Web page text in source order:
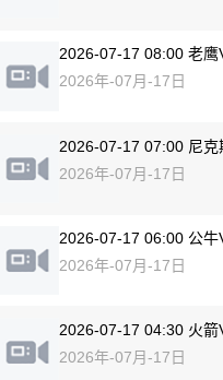
2026-07-17 08:00 老鹰
2026年-07月-17日
2026-07-17 07:00 尼克
2026年-07月-17日
2026-07-17 06:00 公牛
2026年-07月-17日
2026-07-17 04:30 火箭
2026年-07月-17日